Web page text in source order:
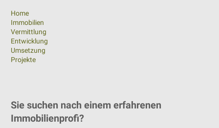
Home
Immobilien
Vermittlung
Entwicklung
Umsetzung
Projekte
Sie suchen nach einem erfahrenen
Immobilienprofi?